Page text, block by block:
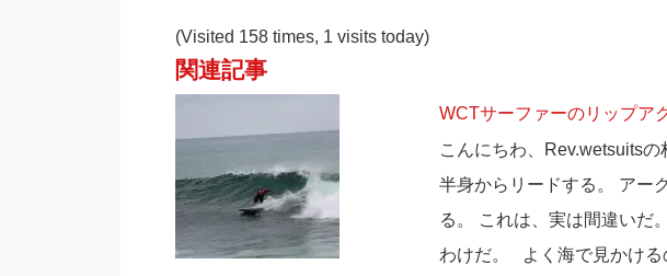
(Visited 158 times, 1 visits today)
関連記事
WCTサーファーのリップア
こんにちわ、Rev.wetsuits
半身からリードする。 アー
る。 これは、実は間違いだ
わけだ。 よく海で見かける